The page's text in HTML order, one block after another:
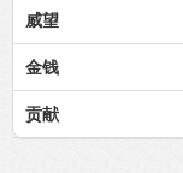
威望
金钱
贡献